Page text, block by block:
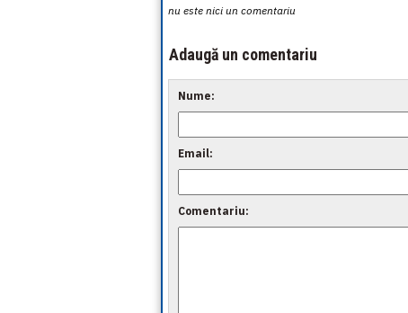
nu este nici un comentariu
Adaugă un comentariu
Nume:
Email:
Comentariu: